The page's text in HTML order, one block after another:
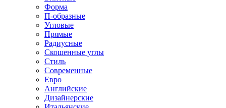
Форма
П-образные
Угловые
Прямые
Радиусные
Скошенные углы
Стиль
Современные
Евро
Английские
Дизайнерские